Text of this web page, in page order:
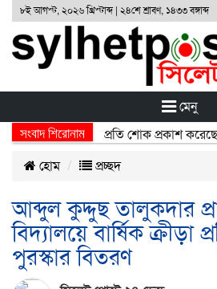
৮ই আগস্ট, ২০২৬ খ্রিস্টাব্দ | ২৪শে শ্রাবণ, ১৪৩৩ বঙ্গাব্দ
মেনু
সংবাদ শিরোনাম
নিহতদের প্রতি শোক প্রকাশ করেছেন
হোম
প্রচ্ছদ
আব্দুল কুদ্দুছ তালুকদার
বিদ্যালয়ে বার্ষিক ক্রীড়া
পুরস্কার বিতরণ